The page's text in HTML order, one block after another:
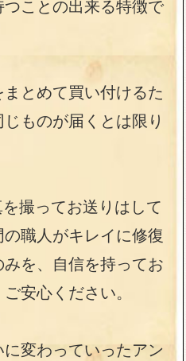
ことの出来る特徴で
とめて買い付けるた
ものが届くとは限り
撮ってお送りはして
職人がキレイに修復
を、自信を持ってお
安心ください。
変わっていったアン